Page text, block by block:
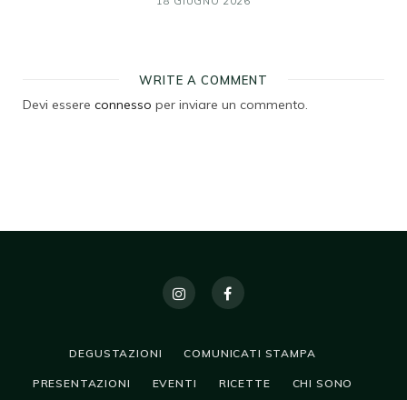
WRITE A COMMENT
Devi essere connesso per inviare un commento.
DEGUSTAZIONI COMUNICATI STAMPA
PRESENTAZIONI EVENTI RICETTE CHI SONO